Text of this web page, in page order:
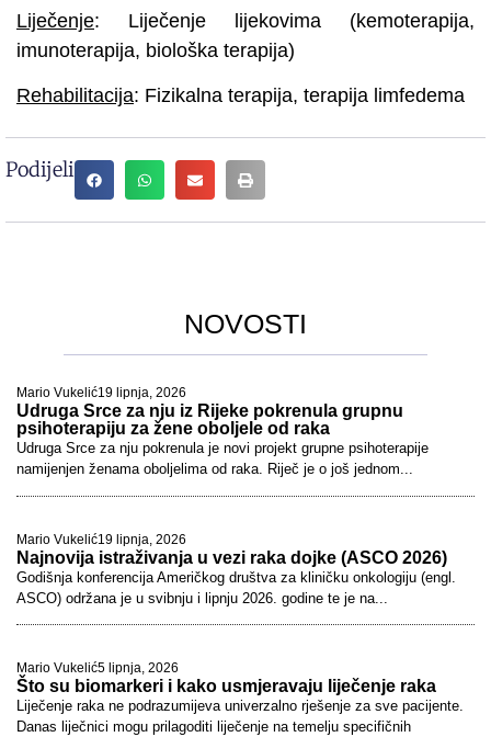
Liječenje: Liječenje lijekovima (kemoterapija,
imunoterapija, biološka terapija)
Rehabilitacija: Fizikalna terapija, terapija limfedema
Podijeli
NOVOSTI
Mario Vukelić19 lipnja, 2026
Udruga Srce za nju iz Rijeke pokrenula grupnu
psihoterapiju za žene oboljele od raka
Udruga Srce za nju pokrenula je novi projekt grupne psihoterapije
namijenjen ženama oboljelima od raka. Riječ je o još jednom...
Mario Vukelić19 lipnja, 2026
Najnovija istraživanja u vezi raka dojke (ASCO 2026)
Godišnja konferencija Američkog društva za kliničku onkologiju (engl.
ASCO) održana je u svibnju i lipnju 2026. godine te je na...
Mario Vukelić5 lipnja, 2026
Što su biomarkeri i kako usmjeravaju liječenje raka
Liječenje raka ne podrazumijeva univerzalno rješenje za sve pacijente.
Danas liječnici mogu prilagoditi liječenje na temelju specifičnih